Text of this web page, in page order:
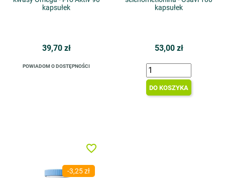
kapsułek
39,70 zł
POWIADOM O DOSTĘPNOŚCI
kapsułek
53,00 zł
DO KOSZYKA
-3,25 zł
favorite_border